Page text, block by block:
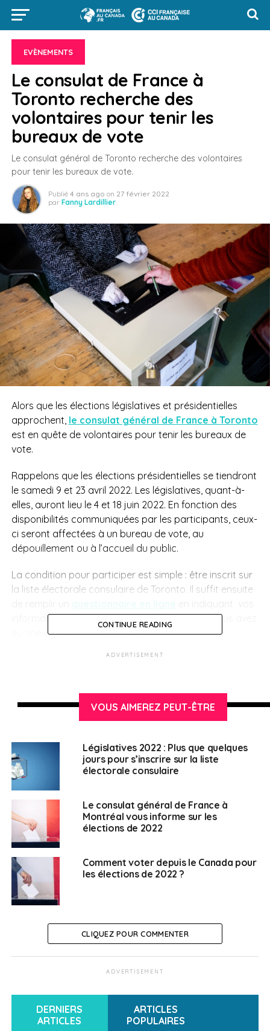
EVÈNEMENTS
Le consulat de France à
Toronto recherche des
volontaires pour tenir les
bureaux de vote
Le consulat général de Toronto recherche des volontaires
pour tenir les bureaux de vote.
Publié 4 ans ago on 27 février 2022
par Fanny Lardillier
Alors que les élections législatives et présidentielles
approchent, le consulat général de France à Toronto
est en quête de volontaires pour tenir les bureaux de
vote.
Rappelons que les élections présidentielles se tiendront
le samedi 9 et 23 avril 2022. Les législatives, quant-à-
elles, auront lieu le 4 et 18 juin 2022. En fonction des
disponibilités communiquées par les participants, ceux-
ci seront affectées à un bureau de vote, au
dépouillement ou à l’accueil du public.
La condition pour participer est simple : être inscrit sur
la liste électorale consulaire de Toronto. Il suffit ensuite
informations personnelles, disponibilités, et si vous avez
eu une expérience d’accesseur.
CONTINUE READING
ADVERTISEMENT
VOUS AIMEREZ PEUT-ÊTRE
Législatives 2022 : Plus que quelques
jours pour s’inscrire sur la liste
électorale consulaire
Le consulat général de France à
Montréal vous informe sur les
élections de 2022
Comment voter depuis le Canada pour
les élections de 2022 ?
CLIQUEZ POUR COMMENTER
ADVERTISEMENT
DERNIERS
ARTICLES
ARTICLES
POPULAIRES